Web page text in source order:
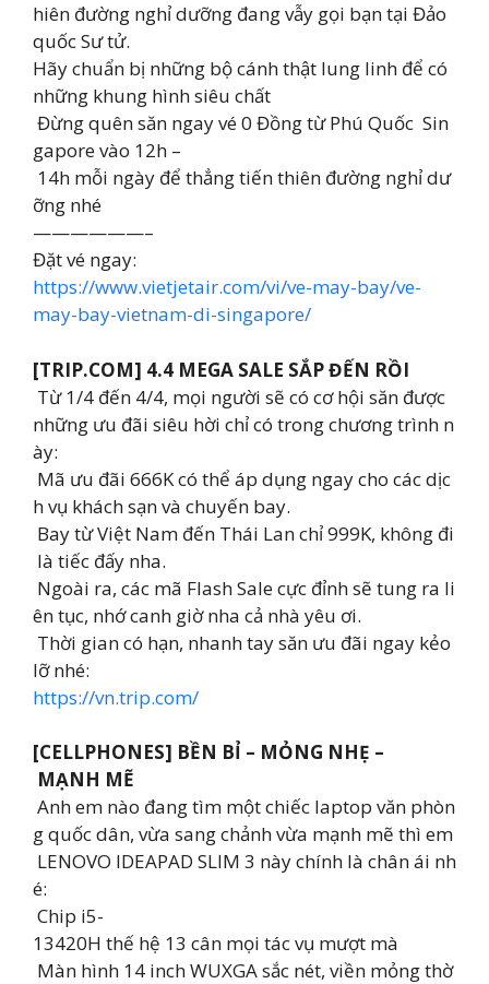
hiên đường nghỉ dưỡng đang vẫy gọi bạn tại Đảo
quốc Sư tử.
️Hãy chuẩn bị những bộ cánh thật lung linh để có
những khung hình siêu chất
Đừng quên săn ngay vé 0 Đồng từ Phú Quốc Sin
gapore vào 12h –
14h mỗi ngày để thẳng tiến thiên đường nghỉ dư
ỡng nhé
——————–
Đặt vé ngay:
https://www.vietjetair.com/vi/ve-may-bay/ve-
may-bay-vietnam-di-singapore/
[TRIP.COM] 4.4 MEGA SALE SẮP ĐẾN RỒI
Từ 1/4 đến 4/4, mọi người sẽ có cơ hội săn được
những ưu đãi siêu hời chỉ có trong chương trình n
ày:
Mã ưu đãi 666K có thể áp dụng ngay cho các dịc
h vụ khách sạn và chuyến bay.
️ Bay từ Việt Nam đến Thái Lan chỉ 999K, không đi
là tiếc đấy nha.
Ngoài ra, các mã Flash Sale cực đỉnh sẽ tung ra li
ên tục, nhớ canh giờ nha cả nhà yêu ơi.
Thời gian có hạn, nhanh tay săn ưu đãi ngay kẻo
lỡ nhé:
https://vn.trip.com/
[CELLPHONES] BỀN BỈ – MỎNG NHẸ –
MẠNH MẼ
Anh em nào đang tìm một chiếc laptop văn phòn
g quốc dân, vừa sang chảnh vừa mạnh mẽ thì em
LENOVO IDEAPAD SLIM 3 này chính là chân ái nh
é:
Chip i5-
13420H thế hệ 13 cân mọi tác vụ mượt mà
Màn hình 14 inch WUXGA sắc nét, viền mỏng thờ